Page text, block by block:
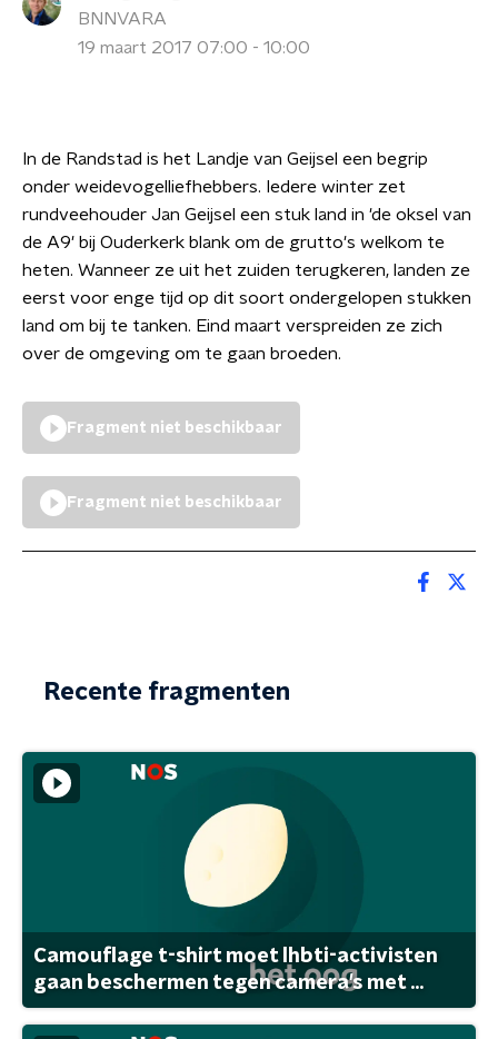
BNNVARA
19 maart 2017 07:00 - 10:00
In de Randstad is het Landje van Geijsel een begrip
onder weidevogelliefhebbers. Iedere winter zet
rundveehouder Jan Geijsel een stuk land in 'de oksel van
de A9' bij Ouderkerk blank om de grutto's welkom te
heten. Wanneer ze uit het zuiden terugkeren, landen ze
eerst voor enge tijd op dit soort ondergelopen stukken
land om bij te tanken. Eind maart verspreiden ze zich
over de omgeving om te gaan broeden.
Fragment niet beschikbaar
Fragment niet beschikbaar
Recente fragmenten
Camouflage t-shirt moet lhbti-activisten
gaan beschermen tegen camera's met ...